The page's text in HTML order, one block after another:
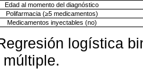
Edad al momento del diagnóstico
Polifarmacia (≥5 medicamentos)
Medicamentos inyectables (no)
logística